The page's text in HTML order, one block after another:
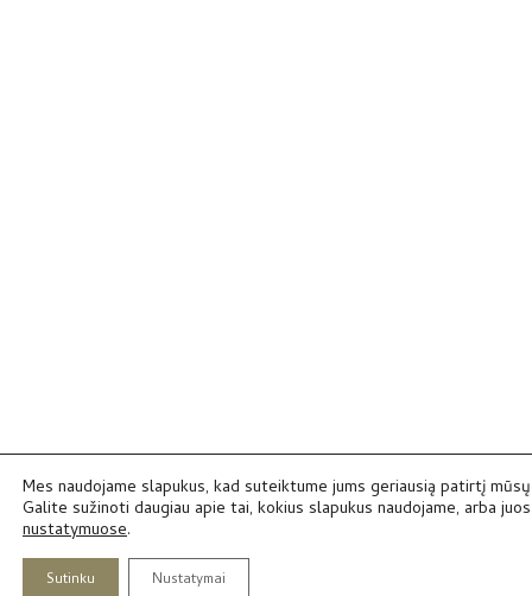
Mes naudojame slapukus, kad suteiktume jums geriausią patirtį
Galite sužinoti daugiau apie tai, kokius slapukus naudojame, arba
nustatymuose.
Sutinku Nustatymai